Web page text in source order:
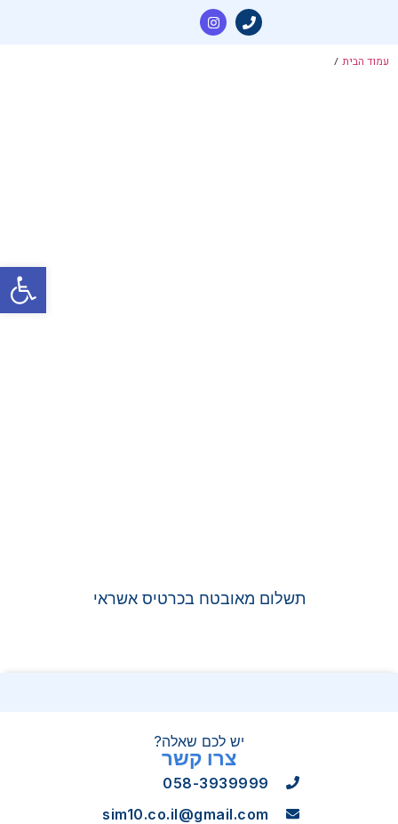
עמוד הבית /
תשלום מאובטח בכרטיס אשראי
יש לכם שאלה?
צרו קשר
058-3939999
sim10.co.il@gmail.com
פתח